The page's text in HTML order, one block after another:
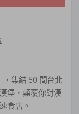
集結 50 間台北
堡，顛覆你對漢
食店。